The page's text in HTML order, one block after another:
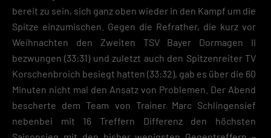
bereit zu sein, sich ganz oben wieder in den Kampf um die
Spitze einzumischen. Gegen die Refrather, die kurz vor
Weihnachten den Zweiten TSV Bayer Dormagen II
bezwungen (33:31) und zuletzt auch den Spitzenreiter TV
Korschenbroich besiegt hatten (33:32), gab es über die 60
Minuten nicht mal den Ansatz von Problemen. Der Abend
bescherte dem Team von Trainer Marc Schlingensief
nebenbei mit 16 Treffern Differenz den höchsten